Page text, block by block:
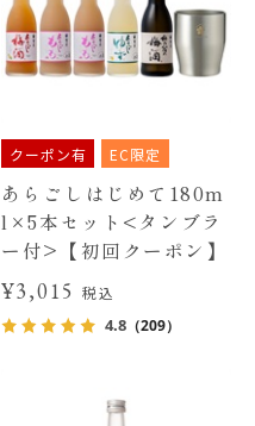
クーポン有 EC限定
あらごしはじめて180m
l×5本セット<タンブラ
ー付>【初回クーポン】
¥3,015 税込
4.8 （209）